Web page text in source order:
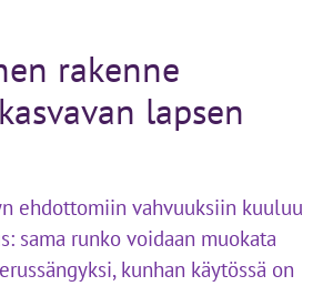
rakenne
lapsen
ehdottomiin vahvuuksiin kuuluu
sama runko voidaan muokata
kunhan käytössä on